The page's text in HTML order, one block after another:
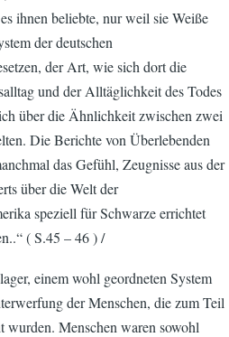
ihnen beliebte, nur weil sie Weiße
der deutschen
der Art, wie sich dort die
und der Alltäglichkeit des Todes
über die Ähnlichkeit zwischen zwei
Die Berichte von Überlebenden
das Gefühl, Zeugnisse aus der
über die Welt der
speziell für Schwarze errichtet
( S.45 – 46 ) /
einem wohl geordneten System
der Menschen, die zum Teil
wurden. Menschen waren sowohl